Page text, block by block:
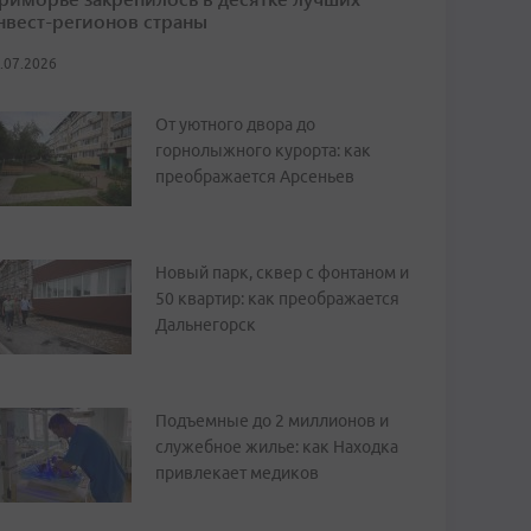
регионов страны
От уютного двора до
горнолыжного курорта: как
преображается Арсеньев
Новый парк, сквер с фонтаном и
50 квартир: как преображается
Дальнегорск
Подъемные до 2 миллионов и
служебное жилье: как Находка
привлекает медиков